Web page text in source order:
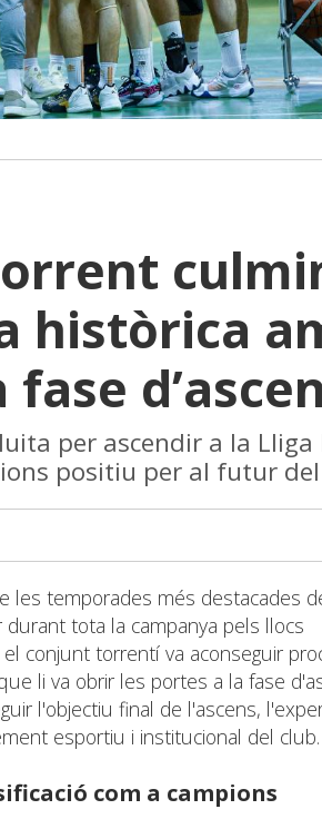
històrica
per ascendir a la Lliga
positiu per al futur
les temporades més destacades
tota la campanya pels llocs
conjunt torrentí va aconseguir
li va obrir les portes a la fase
l'objectiu final de l'ascens,
esportiu i institucional del club.
com a campions